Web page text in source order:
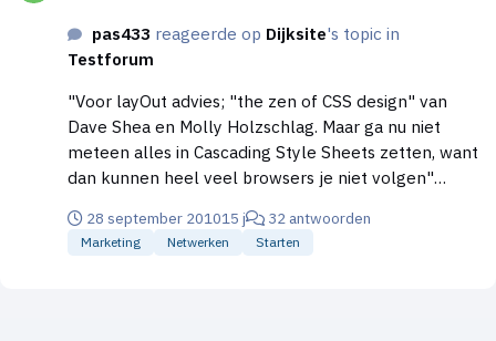
pas433 reageerde op Dijksite's topic in
Testforum
"Voor layOut advies; "the zen of CSS design" van
Dave Shea en Molly Holzschlag. Maar ga nu niet
meteen alles in Cascading Style Sheets zetten, want
dan kunnen heel veel browsers je niet volgen"
websides en templates zoekmachines kunnen het
heel moeilijk lezen.en vinden. Mod Edit: linkdumpen
28 september 201015 j 32 antwoorden
Marketing Netwerken Starten